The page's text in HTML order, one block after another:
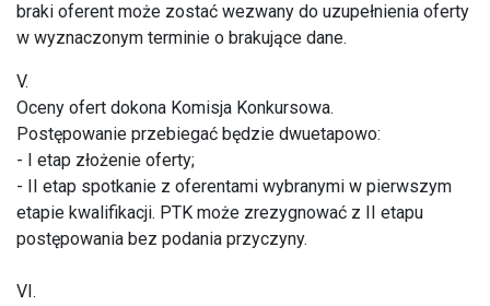
braki oferent może zostać wezwany do uzupełnienia oferty
w wyznaczonym terminie o brakujące dane.
V.
Oceny ofert dokona Komisja Konkursowa.
Postępowanie przebiegać będzie dwuetapowo:
- I etap złożenie oferty;
- II etap spotkanie z oferentami wybranymi w pierwszym
etapie kwalifikacji. PTK może zrezygnować z II etapu
postępowania bez podania przyczyny.
VI.